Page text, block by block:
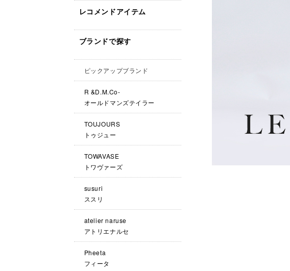
レコメンドアイテム
ブランドで探す
ピックアップブランド
R &D.M.Co-
オールドマンズテイラー
TOUJOURS
トゥジュー
TOWAVASE
トワヴァーズ
susuri
ススリ
atelier naruse
アトリエナルセ
Pheeta
フィータ